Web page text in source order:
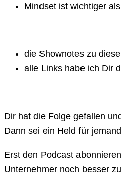
Mindset ist wichtiger
die Shownotes zu
alle Links habe ich Dir
Dir hat die Folge gefallen
Dann sei ein Held für
Erst den Podcast
Unternehmer noch besser